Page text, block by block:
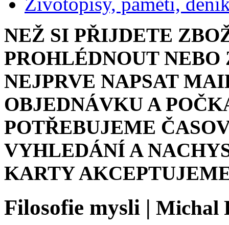
NEŽ SI PŘIJDETE
PROHLÉDNOUT
NEJPRVE NAPSAT
OBJEDNÁVKU A
POTŘEBUJEME
VYHLEDÁNÍ A
KARTY
Filosofie mysli | Michal